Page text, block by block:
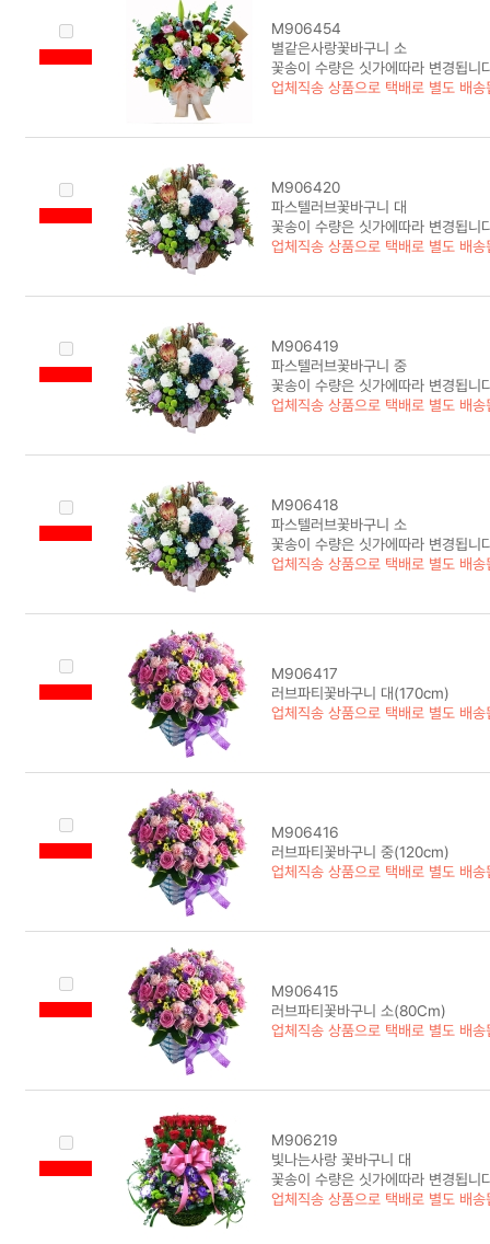
M906454
별같은사랑꽃바구니 소
꽃송이 수량은 싯가에따라 변경됩니
업체직송 상품으로 택배로 별도 배송
M906420
파스텔러브꽃바구니 대
꽃송이 수량은 싯가에따라 변경됩니
업체직송 상품으로 택배로 별도 배송
M906419
파스텔러브꽃바구니 중
꽃송이 수량은 싯가에따라 변경됩니
업체직송 상품으로 택배로 별도 배송
M906418
파스텔러브꽃바구니 소
꽃송이 수량은 싯가에따라 변경됩니
업체직송 상품으로 택배로 별도 배송
M906417
러브파티꽃바구니 대(170cm)
업체직송 상품으로 택배로 별도 배송
M906416
러브파티꽃바구니 중(120cm)
업체직송 상품으로 택배로 별도 배송
M906415
러브파티꽃바구니 소(80Cm)
업체직송 상품으로 택배로 별도 배송
M906219
빛나는사랑 꽃바구니 대
꽃송이 수량은 싯가에따라 변경됩니
업체직송 상품으로 택배로 별도 배송